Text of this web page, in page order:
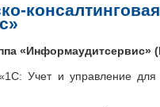
«Информаудитсервис» (
Учет и управление для